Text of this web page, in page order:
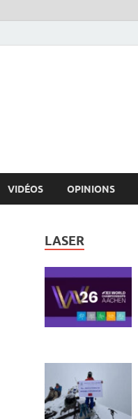
VIDÉOS OPINIONS
LASER